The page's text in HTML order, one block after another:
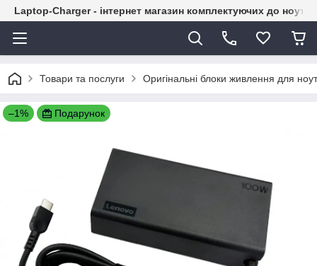
Laptop-Charger - інтернет магазин комплектуючих до
Товари та послуги Оригінальні блоки живлення для
–1% Подарунок